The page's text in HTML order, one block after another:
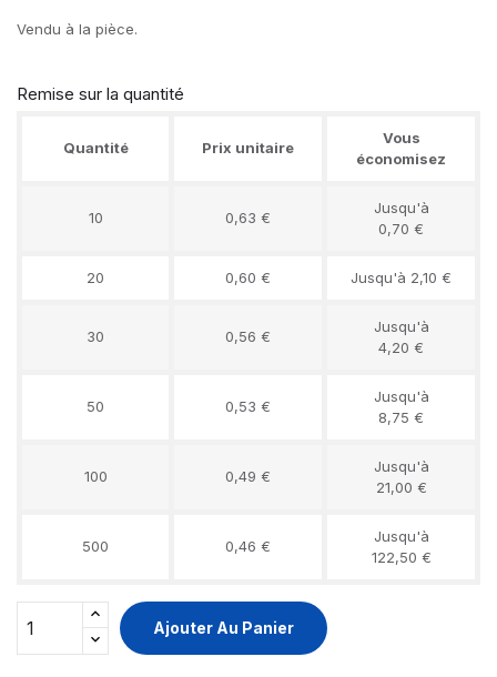
Vendu à la pièce.
Remise sur la quantité
Quantité Prix unitaire
Vous
économisez
10 0,63 €
Jusqu'à
0,70 €
20 0,60 € Jusqu'à 2,10 €
30 0,56 €
Jusqu'à
4,20 €
50 0,53 €
Jusqu'à
8,75 €
100 0,49 €
Jusqu'à
21,00 €
500 0,46 €
Jusqu'à
122,50 €
Ajouter Au Panier